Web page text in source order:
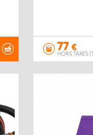
77€
HORS TAXES